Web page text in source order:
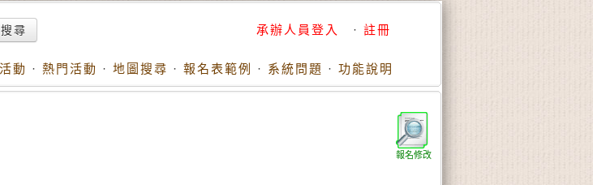
尋 承辦人員登入 · 註冊
動 · 熱門活動 · 地圖搜尋 · 報名表範例 · 系統問題 · 功能說明
報名修改